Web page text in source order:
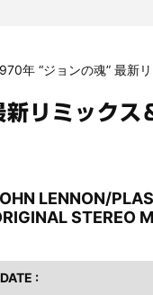
ボン公演 FHD 完全収録
AM RING 公演
イツ W.O.A. 公演 FHD
ド州 2公演 SBD 完全収
’24公演 超高音質AI-SBD
ズ公演 超高音質
米M.S.G公演 完
年 “ジョンの魂” 最新
ミックス
LENNON/
STEREO
DATE :